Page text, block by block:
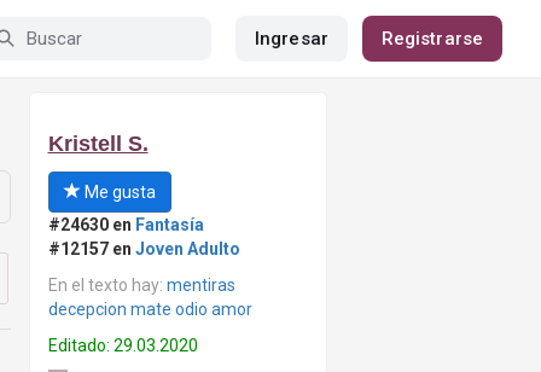
Ingresar Registrarse
Kristell S.
Me gusta
#24630 en Fantasía
#12157 en Joven Adulto
En el texto hay: mentiras
decepcion mate odio amor
Editado: 29.03.2020